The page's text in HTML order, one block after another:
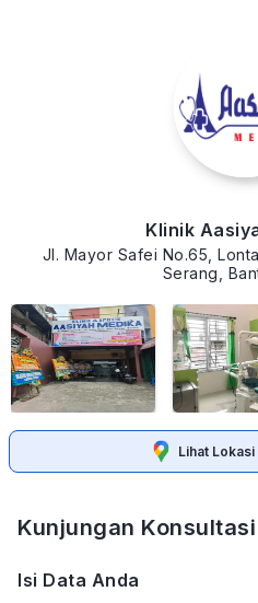
Klinik
Jl. Mayor Safei No.65,
Serang,
Lihat
Kunjungan Konsultasi
Isi Data Anda